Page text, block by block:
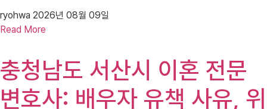
ryohwa 2026년 08월 09일
Read More
충청남도 서산시 이혼 전문
변호사: 배우자 유책 사유, 위